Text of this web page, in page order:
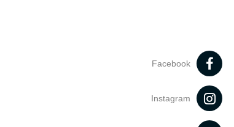
Facebook
Instagram